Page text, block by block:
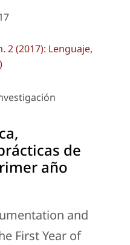
2 (2017): Lenguaje,
de
año
and
First Year of